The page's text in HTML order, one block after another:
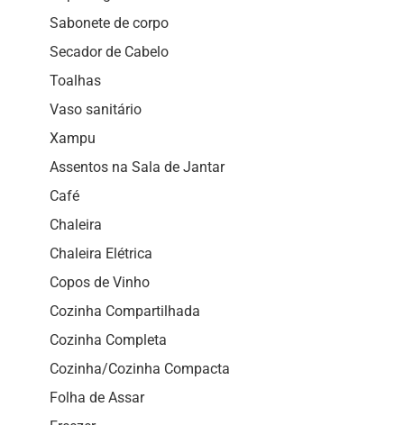
Sabonete de corpo
Secador de Cabelo
Toalhas
Vaso sanitário
Xampu
Assentos na Sala de Jantar
Café
Chaleira
Chaleira Elétrica
Copos de Vinho
Cozinha Compartilhada
Cozinha Completa
Cozinha/Cozinha Compacta
Folha de Assar